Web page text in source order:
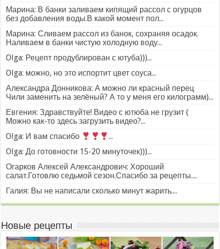
Марина: В банки заливаем кипящий рассол с огурцов
без добавления воды.В какой момент пол...
Марина: Сливаем рассол из банок, сохраняя осадок.
Наливаем в банки чистую холодную воду...
Olga: Рецепт продублирован с ютуба)))...
Olga: можно, но это испортит цвет соуса...
Александра Донникова: А можно ли красный перец
Чили заменить на зелёный? А то у меня его килограмм)...
Евгения: Здравствуйте! Видео с ютюба не грузит (
Можно как-то здесь загрузить видео?...
Olga: И вам спасибо
...
Olga: До готовности 15-20 минуточек)))...
Огарков Алексей Александрович: Хороший
салат.Готовлю седьмой сезон.Спасибо за рецепты....
Галия: Вы не написали сколько минут жарить....
Новые рецепты